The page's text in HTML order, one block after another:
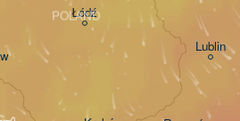
Łódź
POLAND
Lublin